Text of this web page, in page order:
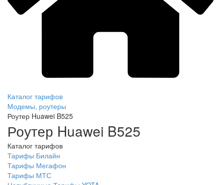
Каталог тарифов
Модемы, роутеры
Роутер Huawei B525
Роутер Huawei B525
Каталог тарифов
Тарифы Билайн
Тарифы Мегафон
Тарифы МТС